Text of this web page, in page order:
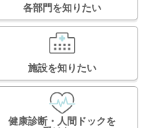
各部門を知りたい
施設を知りたい
健康診断・人間ドックを